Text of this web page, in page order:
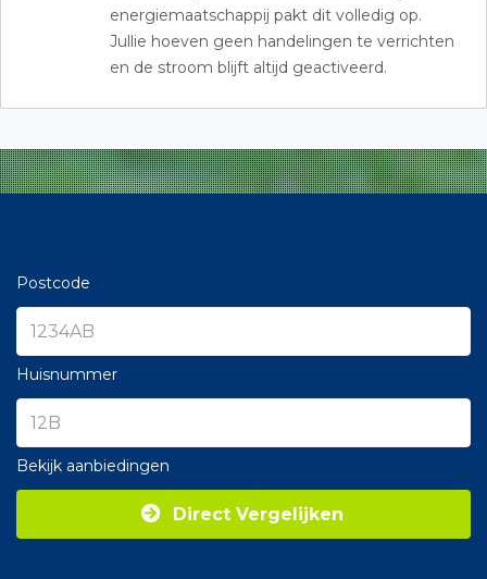
energiemaatschappij pakt dit volledig op.
Jullie hoeven geen handelingen te verrichten
en de stroom blijft altijd geactiveerd.
Postcode
Huisnummer
Bekijk aanbiedingen
Direct Vergelijken